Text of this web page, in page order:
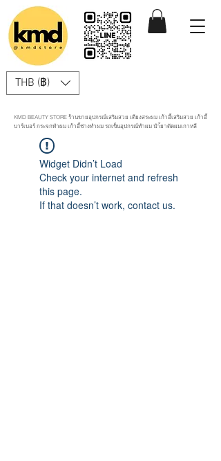
THB (฿)
KMD BEAUTY STORE ร้านขายอุปกรณ์เสริมสวย เตียงสระผม เก้าอี้เสริมสวย เก้าอี้
บาร์เบอร์ กระจกทำผม เก้าอี้ช่างทำผม รถเข็นอุปกรณ์ทำผม นำ้ยาดัดผมเกาหลี
Widget Didn’t Load
Check your internet and refresh
this page.
If that doesn’t work, contact us.